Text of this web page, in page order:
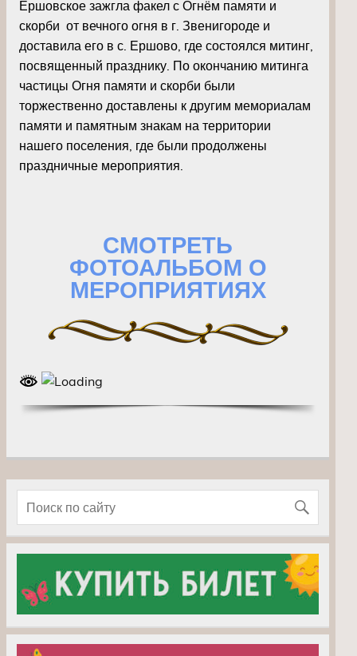
Ершовское зажгла факел с Огнём памяти и
скорби от вечного огня в г. Звенигороде и
доставила его в с. Ершово, где состоялся митинг,
посвященный празднику. По окончанию митинга
частицы Огня памяти и скорби были
торжественно доставлены к другим мемориалам
памяти и памятным знакам на территории
нашего поселения, где были продолжены
праздничные мероприятия.
СМОТРЕТЬ
ФОТОАЛЬБОМ О
МЕРОПРИЯТИЯХ